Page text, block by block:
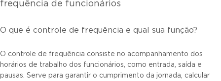
frequência de funcionários
O que é controle de frequência e qual sua função?
O controle de frequência consiste no acompanhamento dos
horários de trabalho dos funcionários, como entrada, saída e
pausas. Serve para garantir o cumprimento da jornada, calcular